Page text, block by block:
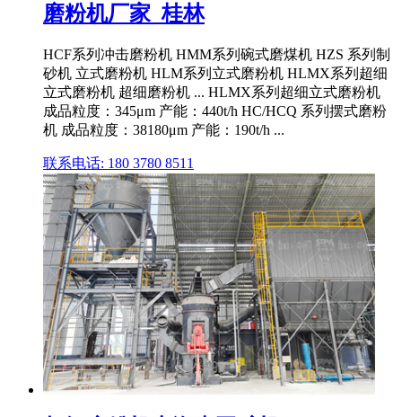
磨粉机厂家_桂林
HCF系列冲击磨粉机 HMM系列碗式磨煤机 HZS 系列制
砂机 立式磨粉机 HLM系列立式磨粉机 HLMX系列超细
立式磨粉机 超细磨粉机 ... HLMX系列超细立式磨粉机
成品粒度：345μm 产能：440t/h HC/HCQ 系列摆式磨粉
机 成品粒度：38180μm 产能：190t/h ...
联系电话: 180 3780 8511